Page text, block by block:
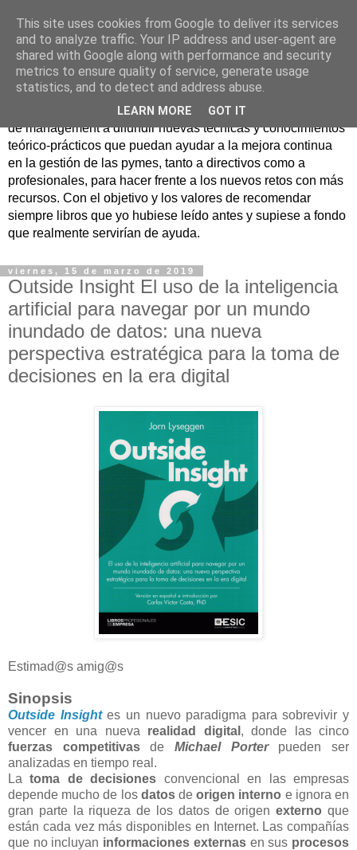
Nuevo Viernes - Nuevo
Libro
Nace con la misión de ayudar mediante la lectura de libros
de management a difundir nuevas técnicas y conocimientos
teórico-prácticos que puedan ayudar a la mejora continua
en la gestión de las pymes, tanto a directivos como a
profesionales, para hacer frente a los nuevos retos con más
recursos. Con el objetivo y los valores de recomendar
siempre libros que yo hubiese leído antes y supiese a fondo
que realmente servirían de ayuda.
viernes, 15 de marzo de 2019
Outside Insight El uso de la inteligencia
artificial para navegar por un mundo
inundado de datos: una nueva
perspectiva estratégica para la toma de
decisiones en la era digital
Estimad@s amig@s
Sinopsis
Outside Insightes un nuevo paradigma para sobrevivir y
vencer en una nueva realidad digital , donde las cinco
fuerzas competitivasdeMichael Porterpueden ser
analizadas en tiempo real.
Latoma de decisiones convencional en las empresas
depende mucho de los datosdeorigen interno e ignora en
gran parte la riqueza de los datos de origenexterno que
están cada vez más disponibles en Internet. Las compañías
que no incluyan informaciones externasen sus procesos
This site uses cookies from Google to deliver its services
and to analyze traffic. Your IP address and user-agent are
shared with Google along with performance and security
metrics to ensure quality of service, generate usage
statistics, and to detect and address abuse.
LEARN MORE GOT IT